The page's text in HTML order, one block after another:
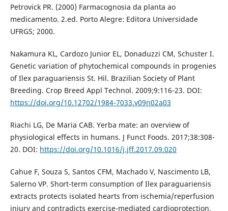
Petrovick PR. (2000) Farmacognosia da planta ao
medicamento. 2.ed. Porto Alegre: Editora Universidade
UFRGS; 2000.
Nakamura KL, Cardozo Junior EL, Donaduzzi CM, Schuster I.
Genetic variation of phytochemical compounds in progenies
of Ilex paraguariensis St. Hil. Brazilian Society of Plant
Breeding. Crop Breed Appl Technol. 2009;9:116-23. DOI:
https://doi.org/10.12702/1984-7033.v09n02a03
Riachi LG, De Maria CAB. Yerba mate: an overview of
physiological effects in humans. J Funct Foods. 2017;38:308-
20. DOI: https://doi.org/10.1016/j.jff.2017.09.020
Cahue F, Souza S, Santos CFM, Machado V, Nascimento LB,
Salerno VP. Short-term consumption of Ilex paraguariensis
extracts protects isolated hearts from ischemia/reperfusion
injury and contradicts exercise-mediated cardioprotection.